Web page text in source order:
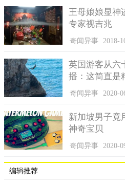
大家赶忙上前去查看车里的情
列车在，人却不在？这里就这么大
家还是上列车里去看情况，但也是
散落着零食袋、行李及其它物品，
西。对于眼前这些景像大家始终不
壁是不是还有什么暗道，但是找了
方。而闸门的开关设置在外面，里
空在隧道内又消失不见的，一切的
这件事一经报道后，有一位著
的空间应该存在肉眼无法看见但又
真相到底是怎样？现在根本无法再
王母娘娘显神
专家视吉兆
奇闻异事 2018-
英国游客从六
播：这简直是
奇闻异事 2020-
新加坡男子竟
神奇宝贝
奇闻异事 2020-
编辑推荐